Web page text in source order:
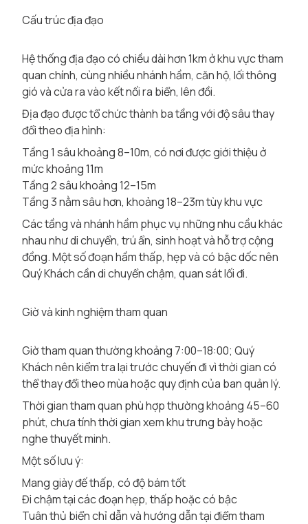
Cấu trúc địa đạo
Hệ thống địa đạo có chiều dài hơn 1km ở khu vực tham
quan chính, cùng nhiều nhánh hầm, căn hộ, lối thông
gió và cửa ra vào kết nối ra biển, lên đồi.
Địa đạo được tổ chức thành ba tầng với độ sâu thay
đổi theo địa hình:
Tầng 1 sâu khoảng 8–10m, có nơi được giới thiệu ở
mức khoảng 11m
Tầng 2 sâu khoảng 12–15m
Tầng 3 nằm sâu hơn, khoảng 18–23m tùy khu vực
Các tầng và nhánh hầm phục vụ những nhu cầu khác
nhau như di chuyển, trú ẩn, sinh hoạt và hỗ trợ cộng
đồng. Một số đoạn hầm thấp, hẹp và có bậc dốc nên
Quý Khách cần di chuyển chậm, quan sát lối đi.
Giờ và kinh nghiệm tham quan
Giờ tham quan thường khoảng 7:00–18:00; Quý
Khách nên kiểm tra lại trước chuyến đi vì thời gian có
thể thay đổi theo mùa hoặc quy định của ban quản lý.
Thời gian tham quan phù hợp thường khoảng 45–60
phút, chưa tính thời gian xem khu trưng bày hoặc
nghe thuyết minh.
Một số lưu ý:
Mang giày đế thấp, có độ bám tốt
Đi chậm tại các đoạn hẹp, thấp hoặc có bậc
Tuân thủ biển chỉ dẫn và hướng dẫn tại điểm tham